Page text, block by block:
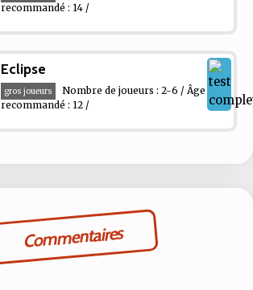
recommandé : 14 /
Eclipse
gros joueurs
Nombre de joueurs : 2-6 / Âge
recommandé : 12 /
Commentaires